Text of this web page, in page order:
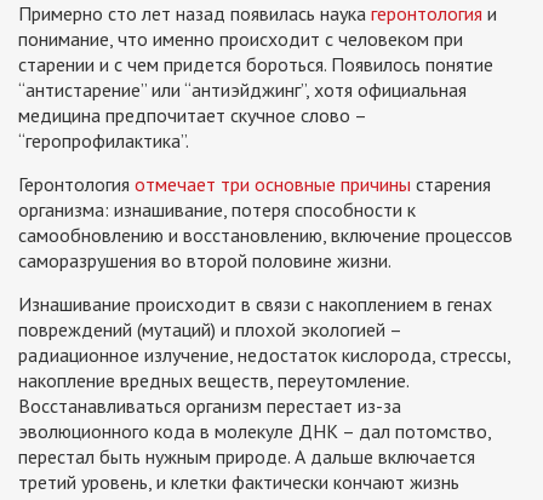
Примерно сто лет назад появилась наука геронтология и
понимание, что именно происходит с человеком при
старении и с чем придется бороться. Появилось понятие
“антистарение” или “антиэйджинг”, хотя официальная
медицина предпочитает скучное слово –
“геропрофилактика”.
Геронтология отмечает три основные причины старения
организма: изнашивание, потеря способности к
самообновлению и восстановлению, включение процессов
саморазрушения во второй половине жизни.
Изнашивание происходит в связи с накоплением в генах
повреждений (мутаций) и плохой экологией –
радиационное излучение, недостаток кислорода, стрессы,
накопление вредных веществ, переутомление.
Восстанавливаться организм перестает из-за
эволюционного кода в молекуле ДНК – дал потомство,
перестал быть нужным природе. А дальше включается
третий уровень, и клетки фактически кончают жизнь